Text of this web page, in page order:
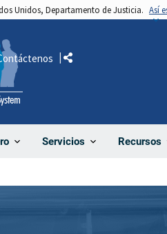
Unidos, Departamento de Justicia. Así
Servicios Recursos
Comparte